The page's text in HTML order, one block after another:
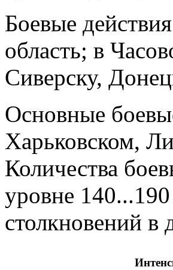
Боевые
область; в
Сиверску,
Основные
Харьковском,
Количества
уровне
столкновений в